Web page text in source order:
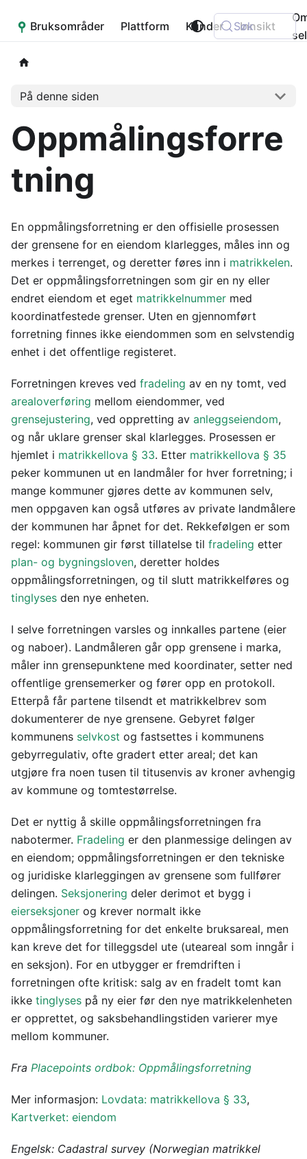
Placepoint
Bruksområder Plattform Kunder Innsikt
Søk
På denne siden
Oppmålingsforre
tning
En oppmålingsforretning er den offisielle prosessen
der grensene for en eiendom klarlegges, måles inn og
merkes i terrenget, og deretter føres inn i matrikkelen.
Det er oppmålingsforretningen som gir en ny eller
endret eiendom et eget matrikkelnummer med
koordinatfestede grenser. Uten en gjennomført
forretning finnes ikke eiendommen som en selvstendig
enhet i det offentlige registeret.
Forretningen kreves ved fradeling av en ny tomt, ved
arealoverføring mellom eiendommer, ved
grensejustering, ved oppretting av anleggseiendom,
og når uklare grenser skal klarlegges. Prosessen er
hjemlet i matrikkellova § 33. Etter matrikkellova § 35
peker kommunen ut en landmåler for hver forretning; i
mange kommuner gjøres dette av kommunen selv,
men oppgaven kan også utføres av private landmålere
der kommunen har åpnet for det. Rekkefølgen er som
regel: kommunen gir først tillatelse til fradeling etter
plan- og bygningsloven, deretter holdes
oppmålingsforretningen, og til slutt matrikkelføres og
tinglyses den nye enheten.
I selve forretningen varsles og innkalles partene (eier
og naboer). Landmåleren går opp grensene i marka,
måler inn grensepunktene med koordinater, setter ned
offentlige grensemerker og fører opp en protokoll.
Etterpå får partene tilsendt et matrikkelbrev som
dokumenterer de nye grensene. Gebyret følger
kommunens selvkost og fastsettes i kommunens
gebyrregulativ, ofte gradert etter areal; det kan
utgjøre fra noen tusen til titusenvis av kroner avhengig
av kommune og tomtestørrelse.
Det er nyttig å skille oppmålingsforretningen fra
nabotermer. Fradeling er den planmessige delingen av
en eiendom; oppmålingsforretningen er den tekniske
og juridiske klarleggingen av grensene som fullfører
delingen. Seksjonering deler derimot et bygg i
eierseksjoner og krever normalt ikke
oppmålingsforretning for det enkelte bruksareal, men
kan kreve det for tilleggsdel ute (uteareal som inngår i
en seksjon). For en utbygger er fremdriften i
forretningen ofte kritisk: salg av en fradelt tomt kan
ikke tinglyses på ny eier før den nye matrikkelenheten
er opprettet, og saksbehandlingstiden varierer mye
mellom kommuner.
Fra Placepoints ordbok: Oppmålingsforretning
Mer informasjon: Lovdata: matrikkellova § 33,
Kartverket: eiendom
Engelsk: Cadastral survey (Norwegian matrikkel